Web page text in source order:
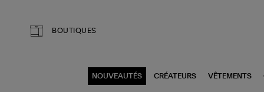
BOUTIQUES
NOUVEAUTÉS CRÉATEURS VÊTEMENTS